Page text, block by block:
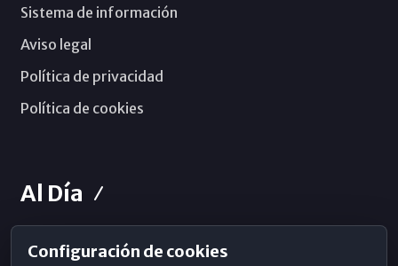
Sistema de información
Aviso legal
Política de privacidad
Política de cookies
Al Día
Horarios de Misa
Configuración de cookies